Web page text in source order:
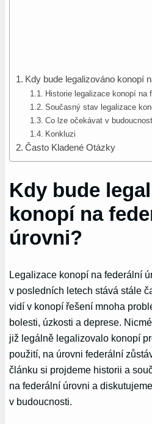
Kdy bude legalizováno konopí
Historie legalizace konopí na
Současný stav legalizace
Co lze očekávat v
Konkluzi
Často Kladené Otázky
Kdy bude
konopí na
úrovni?
Legalizace konopí na federální
v posledních letech stává stále
vidí v konopí řešení mnoha
bolesti, úzkosti a deprese.
již legálně legalizovalo konopí
použití, na úrovni federální
článku si projdeme historii a
na federální úrovni a
v budoucnosti.